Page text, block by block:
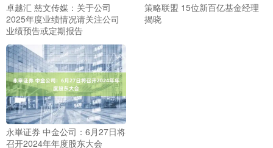
卓越汇 慈文传媒：关于公司
2025年度业绩情况请关注公司
业绩预告或定期报告
策略联盟 15位新百亿基金经理
揭晓
永崋证券 中金公司：6月27日将
召开2024年年度股东大会